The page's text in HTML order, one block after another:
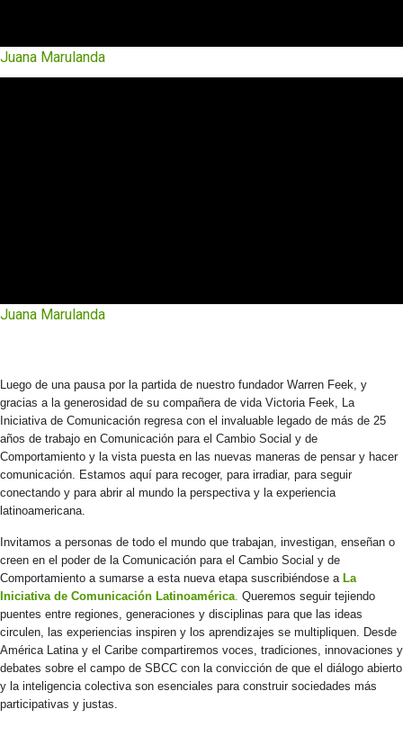
Juana Marulanda
Juana Marulanda
Luego de una pausa por la partida de nuestro fundador Warren Feek, y
gracias a la generosidad de su compañera de vida Victoria Feek, La
Iniciativa de Comunicación regresa con el invaluable legado de más de 25
años de trabajo en Comunicación para el Cambio Social y de
Comportamiento y la vista puesta en las nuevas maneras de pensar y hacer
comunicación. Estamos aquí para recoger, para irradiar, para seguir
conectando y para abrir al mundo la perspectiva y la experiencia
latinoamericana.
Invitamos a personas de todo el mundo que trabajan, investigan, enseñan o
creen en el poder de la Comunicación para el Cambio Social y de
Comportamiento a sumarse a esta nueva etapa suscribiéndose a La
Iniciativa de Comunicación Latinoamérica. Queremos seguir tejiendo
puentes entre regiones, generaciones y disciplinas para que las ideas
circulen, las experiencias inspiren y los aprendizajes se multipliquen. Desde
América Latina y el Caribe compartiremos voces, tradiciones, innovaciones y
debates sobre el campo de SBCC con la convicción de que el diálogo abierto
y la inteligencia colectiva son esenciales para construir sociedades más
participativas y justas.